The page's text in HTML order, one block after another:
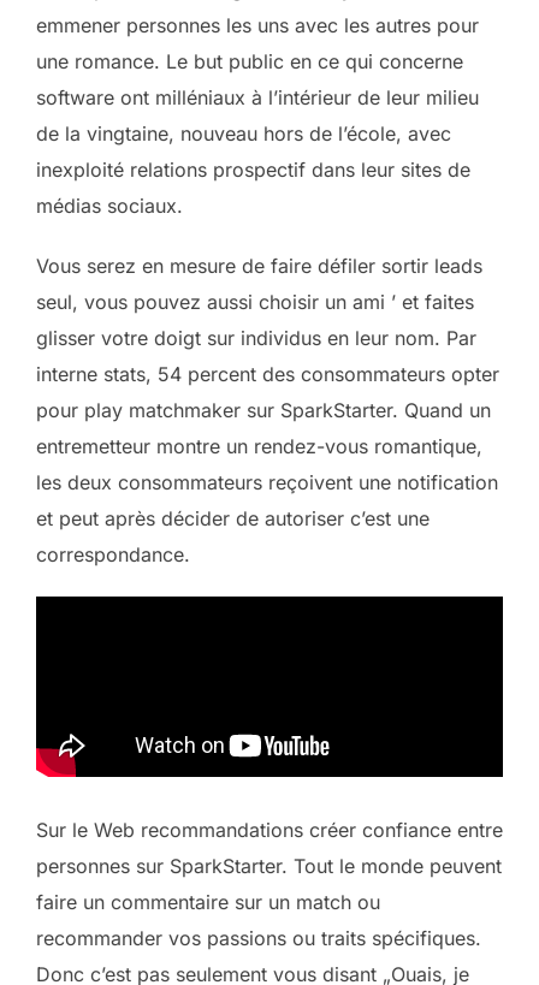
emmener personnes les uns avec les autres pour
une romance. Le but public en ce qui concerne
software ont milléniaux à l’intérieur de leur milieu
de la vingtaine, nouveau hors de l’école, avec
inexploité relations prospectif dans leur sites de
médias sociaux.
Vous serez en mesure de faire défiler sortir leads
seul, vous pouvez aussi choisir un ami ’ et faites
glisser votre doigt sur individus en leur nom. Par
interne stats, 54 percent des consommateurs opter
pour play matchmaker sur SparkStarter. Quand un
entremetteur montre un rendez-vous romantique,
les deux consommateurs reçoivent une notification
et peut après décider de autoriser c’est une
correspondance.
Sur le Web recommandations créer confiance entre
personnes sur SparkStarter. Tout le monde peuvent
faire un commentaire sur un match ou
recommander vos passions ou traits spécifiques.
Donc c’est pas seulement vous disant „Ouais, je